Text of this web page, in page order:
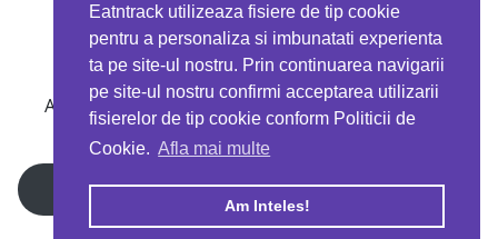
Eatntrack utilizeaza fisiere de tip cookie
pentru a personaliza si imbunatati experienta
ta pe site-ul nostru. Prin continuarea navigarii
pe site-ul nostru confirmi acceptarea utilizarii
fisierelor de tip cookie conform Politicii de
Cookie. Afla mai multe
Am Inteles!
Copyright © 2026 EAT & TRACK S.R.L
MYPROTEIN
Ai 40%reducere la orice comandă folosind codul
EATTRACK
Profită acum